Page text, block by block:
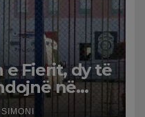
e Fierit, dy të
në